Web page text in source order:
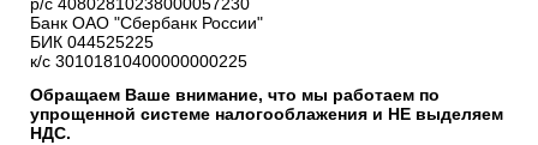
5. Реквизиты нашей компании
ИП Горбачев М.В.
ИНН 501208116440
р/с 40802810238000057230